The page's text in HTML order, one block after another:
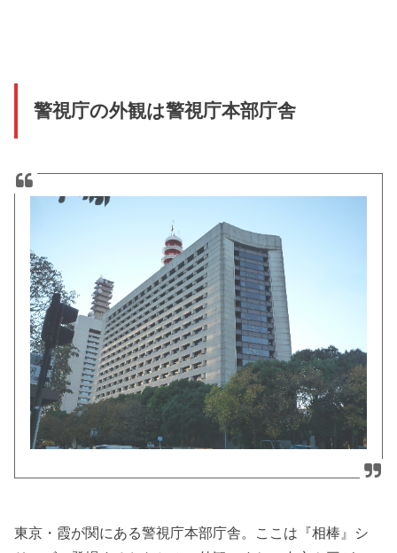
警視庁の外観は警視庁本部庁舎
東京・霞が関にある警視庁本部庁舎。ここは『相棒』シ